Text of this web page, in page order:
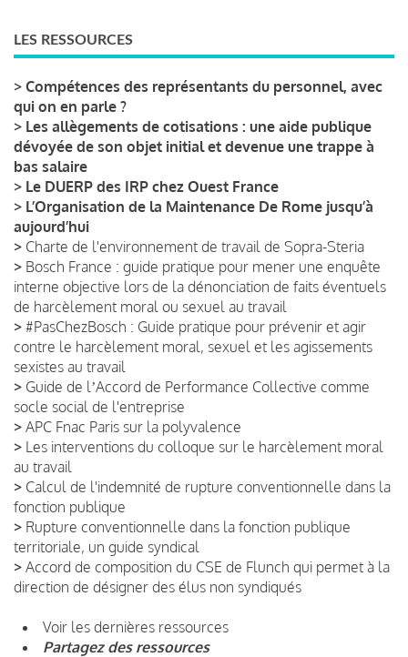
LES RESSOURCES
> Compétences des représentants du personnel, avec
qui on en parle ?
> Les allègements de cotisations : une aide publique
dévoyée de son objet initial et devenue une trappe à
bas salaire
> Le DUERP des IRP chez Ouest France
> L’Organisation de la Maintenance De Rome jusqu’à
aujourd’hui
> Charte de l'environnement de travail de Sopra-Steria
> Bosch France : guide pratique pour mener une enquête
interne objective lors de la dénonciation de faits éventuels
de harcèlement moral ou sexuel au travail
> #PasChezBosch : Guide pratique pour prévenir et agir
contre le harcèlement moral, sexuel et les agissements
sexistes au travail
> Guide de lʼAccord de Performance Collective comme
socle social de l'entreprise
> APC Fnac Paris sur la polyvalence
> Les interventions du colloque sur le harcèlement moral
au travail
> Calcul de l'indemnité de rupture conventionnelle dans la
fonction publique
> Rupture conventionnelle dans la fonction publique
territoriale, un guide syndical
> Accord de composition du CSE de Flunch qui permet à la
direction de désigner des élus non syndiqués
Voir les dernières ressources
Partagez des ressources